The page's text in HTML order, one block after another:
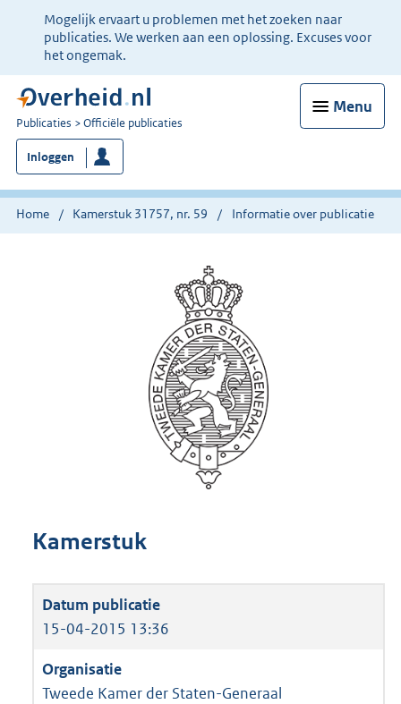
Ter
informatie:
Mogelijk ervaart u problemen met het zoeken naar
publicaties. We werken aan een oplossing. Excuses voor
het ongemak.
Menu
U
bent
nu
hier:
Publicaties Officiële publicaties
Inloggen
Home Kamerstuk 31757, nr. 59 Informatie over publicatie
Kamerstuk
15-04-2015 13:36
Tweede Kamer der Staten-Generaal